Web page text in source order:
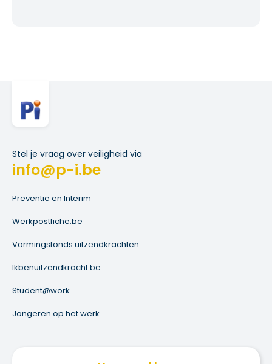
Stel je vraag over veiligheid via
info@p-i.be
Preventie en Interim
Werkpostfiche.be
Vormingsfonds uitzendkrachten
Ikbenuitzendkracht.be
Student@work
Jongeren op het werk